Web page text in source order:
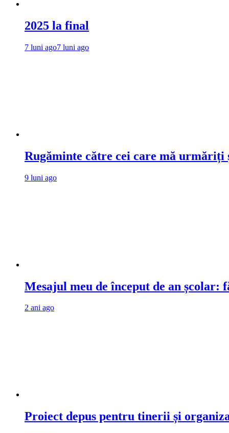
2025 la final
7 luni ago7 luni ago
Rugăminte către cei care mă urmăriți
9 luni ago
Mesajul meu de început de an școlar:
2 ani ago
Proiect depus pentru tinerii și